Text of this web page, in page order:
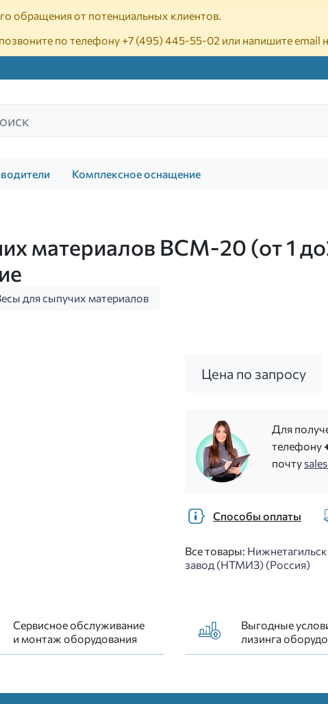
обращения от потенциальных клиентов.
по телефону +7 (495) 445-55-02 или напишите email
Комплексное оснащение
материалов ВСМ-20 (от 1
для сыпучих материалов
Цена по запросу
Для
телефону
почту
Способы оплаты
Все товары:
завод (НТМИЗ) (Россия)
Сервисное обслуживание
и монтаж оборудования
Выгодные
лизинга